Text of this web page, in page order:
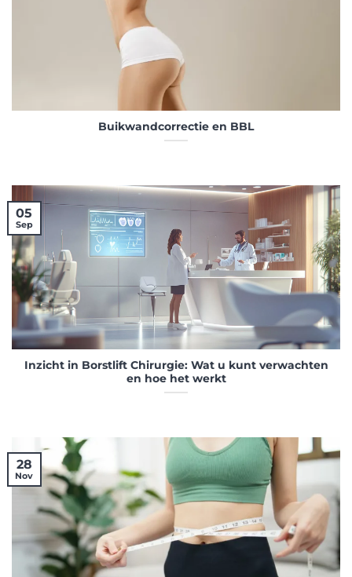
Buikwandcorrectie en BBL
Inzicht in Borstlift Chirurgie: Wat u kunt verwachten
en hoe het werkt
05
Sep
28
Nov